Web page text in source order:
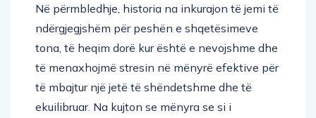
Në përmbledhje, historia na inkurajon të jemi të
ndërgjegjshëm për peshën e shqetësimeve
tona, të heqim dorë kur është e nevojshme dhe
të menaxhojmë stresin në mënyrë efektive për
të mbajtur një jetë të shëndetshme dhe të
ekuilibruar. Na kujton se mënyra se si i